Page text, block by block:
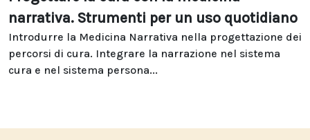
narrativa. Strumenti per un uso quotidiano
Introdurre la Medicina Narrativa nella progettazione dei
percorsi di cura. Integrare la narrazione nel sistema
cura e nel sistema persona...